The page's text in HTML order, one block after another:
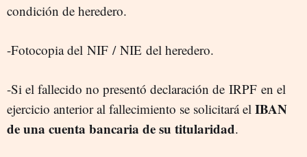
condición de heredero.
-Fotocopia del NIF / NIE del heredero.
-Si el fallecido no presentó declaración de IRPF en el
ejercicio anterior al fallecimiento se solicitará el IBAN
de una cuenta bancaria de su titularidad.